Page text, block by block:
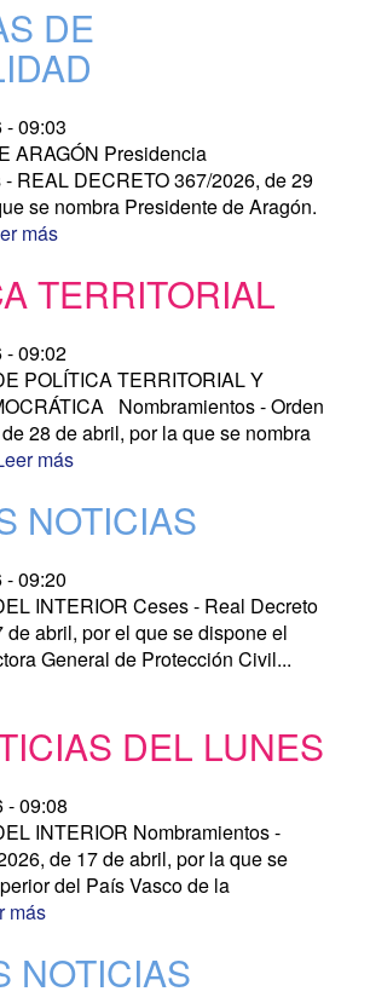
DE
- 09:03
ARAGÓN Presidencia
REAL DECRETO 367/2026, de 29
se nombra Presidente de Aragón.
más
TERRITORIAL
- 09:02
POLÍTICA TERRITORIAL Y
Nombramientos - Orden
28 de abril, por la que se nombra
más
NOTICIAS
- 09:20
INTERIOR Ceses - Real Decreto
de abril, por el que se dispone el
General de Protección Civil...
DEL LUNES
- 09:08
INTERIOR Nombramientos -
de 17 de abril, por la que se
del País Vasco de la
más
NOTICIAS